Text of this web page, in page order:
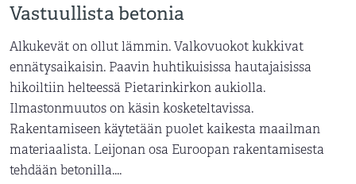
Vastuullista betonia
Alkukevät on ollut lämmin. Valkovuokot kukkivat
ennätysaikaisin. Paavin huhtikuisissa hautajaisissa
hikoiltiin helteessä Pietarinkirkon aukiolla.
Ilmastonmuutos on käsin kosketeltavissa.
Rakentamiseen käytetään puolet kaikesta maailman
materiaalista. Leijonan osa Euroopan rakentamisesta
tehdään betonilla....